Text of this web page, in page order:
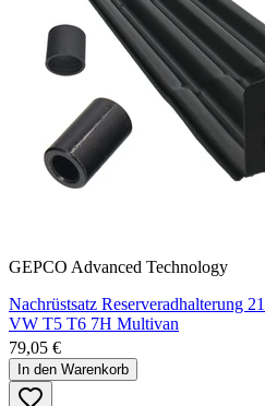
GEPCO Advanced Technology
Nachrüstsatz Reserveradhalterung
VW T5 T6 7H Multivan
79,05 €
In den Warenkorb